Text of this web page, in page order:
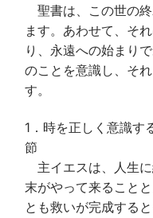
聖書は、この世の
ます。あわせて、そ
り、永遠への始まり
のことを意識し、そ
す。
1．時を正しく意識
節
主イエスは、人生
末がやって来ること
とも救いが完成する